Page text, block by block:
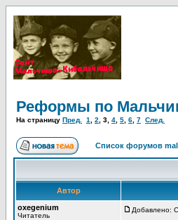
Реформы по
На страницу Пред. 1 2 3 4 5 6 7 След.
Список форумов
Автор
oxegenium
Читатель
Добавлено: